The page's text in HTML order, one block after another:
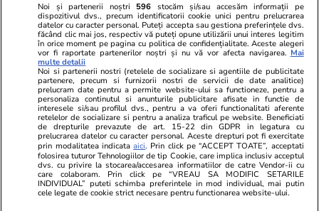
Citește mai multe
TRENDING
Bani și Afaceri 19:55
Motorina a depășit 10 lei pe litru. Cât a ajuns
să coste benzina la Petrom, OMV și Rompetrol
Știri Externe 14:25
Noi și partenerii noștri 596 stocăm și/sau accesăm informații pe
dispozitivul dvs., precum identificatorii cookie unici pentru prelucrarea
datelor cu caracter personal. Puteți accepta sau gestiona preferințele dvs.
făcând clic mai jos, respectiv vă puteți opune utilizării unui interes legitim
în orice moment pe pagina cu politica de confidențialitate. Aceste alegeri
vor fi raportate partenerilor noștri și nu vă vor afecta navigarea. Mai
multe detalii
Noi si partenerii nostri (retelele de socializare si agentiile de publicitate
partenere, precum si furnizorii nostri de servicii de date analitice)
prelucram date pentru a permite website-ului sa functioneze, pentru a
personaliza continutul si anunturile publicitare afisate in functie de
interesele si/sau profilul dvs., pentru a va oferi functionalitati aferente
retelelor de socializare si pentru a analiza traficul pe website. Beneficiati
de drepturile prevazute de art. 15-22 din GDPR in legatura cu
prelucrarea datelor cu caracter personal. Aceste drepturi pot fi exercitate
prin modalitatea indicataaici. Prin click pe “ACCEPT TOATE”, acceptati
folosirea tuturor Tehnologiilor de tip Cookie, care implica inclusiv acceptul
dvs. cu privire la stocarea/accesarea informatiilor de catre Vendor-ii cu
care colaboram. Prin click pe “VREAU SA MODIFIC SETARILE
INDIVIDUAL” puteti schimba preferintele in mod individual, mai putin
cele legate de cookie strict necesare pentru functionarea website-ului.